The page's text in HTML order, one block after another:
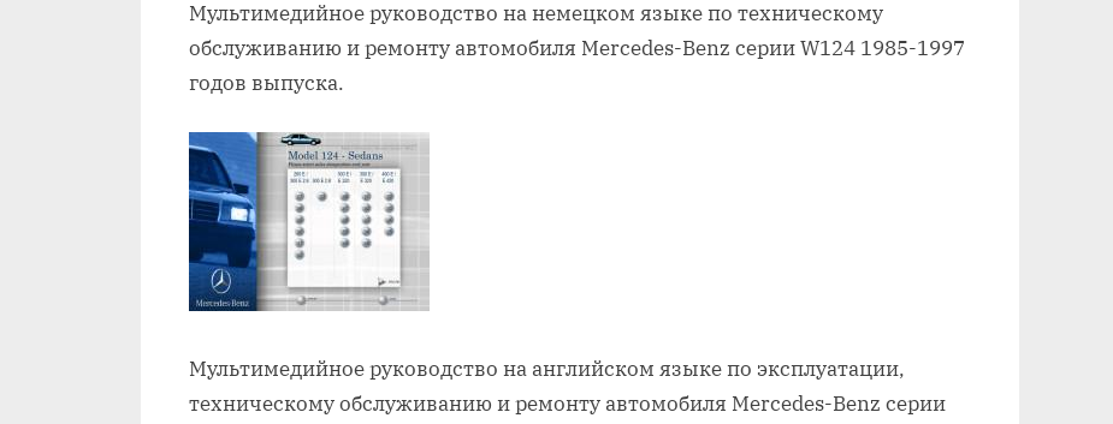
Мультимедийное руководство на немецком языке по техническому
обслуживанию и ремонту автомобиля Mercedes-Benz серии W124 1985-1997
годов выпуска.
Мультимедийное руководство на английском языке по эксплуатации,
техническому обслуживанию и ремонту автомобиля Mercedes-Benz серии